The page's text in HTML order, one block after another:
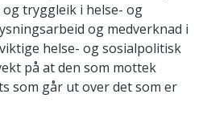
tryggleik i helse- og
og medverknad i
helse- og sosialpolitisk
på at den som mottek
som går ut over det som er